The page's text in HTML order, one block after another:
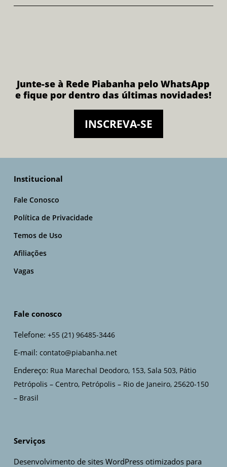
Junte-se à Rede Piabanha pelo WhatsApp
e fique por dentro das últimas novidades!
INSCREVA-SE
Institucional
Fale Conosco
Política de Privacidade
Temos de Uso
Afiliações
Vagas
Fale conosco
Telefone: +55 (21) 96485-3446
E-mail: contato@piabanha.net
Endereço: Rua Marechal Deodoro, 153, Sala 503, Pátio
Petrópolis – Centro, Petrópolis – Rio de Janeiro, 25620-150
– Brasil
Serviços
Desenvolvimento de sites WordPress otimizados para